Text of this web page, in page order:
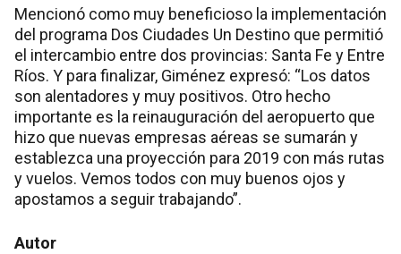
Mencionó como muy beneficioso la implementación
del programa Dos Ciudades Un Destino que permitió
el intercambio entre dos provincias: Santa Fe y Entre
Ríos. Y para finalizar, Giménez expresó: “Los datos
son alentadores y muy positivos. Otro hecho
importante es la reinauguración del aeropuerto que
hizo que nuevas empresas aéreas se sumarán y
establezca una proyección para 2019 con más rutas
y vuelos. Vemos todos con muy buenos ojos y
apostamos a seguir trabajando”.
Autor